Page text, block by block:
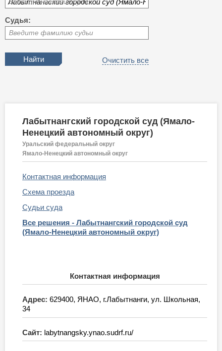
Судья:
Введите фамилию судьи
Очистить все
Лабытнангский городской суд (Ямало-
Ненецкий автономный округ)
Уральский федеральный округ
Ямало-Ненецкий автономный округ
Контактная информация
Схема проезда
Судьи суда
Все решения - Лабытнангский городской суд
(Ямало-Ненецкий автономный округ)
Контактная информация
Адрес: 629400, ЯНАО, г.Лабытнанги, ул. Школьная,
34
Сайт: labytnangsky.ynao.sudrf.ru/